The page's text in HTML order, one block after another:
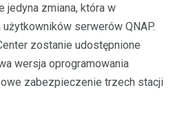
jedyna zmiana, która w
serwerów QNAP.
zostanie udostępnione
wersja oprogramowania
zabezpieczenie trzech stacji